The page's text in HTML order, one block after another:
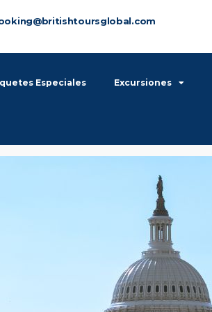
Especiales Excursiones